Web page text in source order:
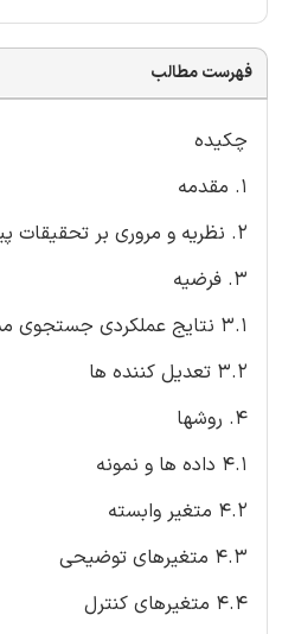
فهرست مطالب
چکیده
1. مقدمه
2. نظریه و مروری بر تحقیقات پیشین
3. فرضیه
3.1 نتایج عملکردی جستجوی مشکل محور
3.2 تعدیل کننده ها
4. روشها
4.1 داده ها و نمونه
4.2 متغیر وابسته
4.3 متغیرهای توضیحی
4.4 متغیرهای کنترل